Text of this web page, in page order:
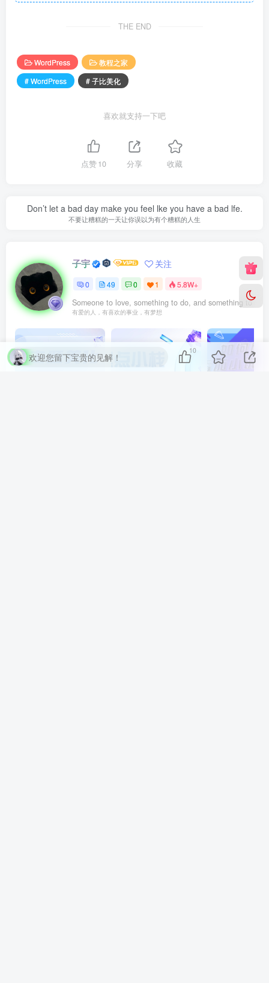
THE END
WordPress
教程之家
# WordPress
# 子比美化
喜欢就支持一下吧
点赞10 分享 收藏
Don’t let a bad day make you feel lke you have a bad lfe.
不要让糟糕的一天让你误以为有个糟糕的人生
子宇 关注
0 49 0 1 5.8W+
Someone to love, something to do, and something to
有爱的人，有喜欢的事业，有梦想
欢迎您留下宝贵的见解！
10